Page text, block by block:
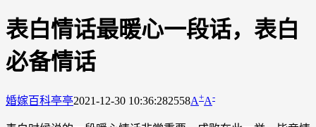
表白情话最暖心一段话，表白
必备情话
婚嫁百科亭亭2021-12-30 10:36:282558A+A-